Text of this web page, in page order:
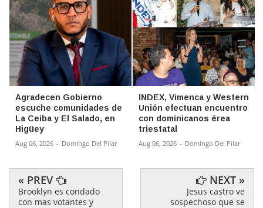
Agradecen Gobierno
escuche comunidades de
La Ceiba y El Salado, en
Higüey
Aug 06, 2026 - Domingo Del Pilar
INDEX, Vimenca y Western
Unión efectuan encuentro
con dominicanos érea
triestatal
Aug 06, 2026 - Domingo Del Pilar
« PREV
Brooklyn es condado
con mas votantes y
NEXT »
Jesus castro ve
sospechoso que se